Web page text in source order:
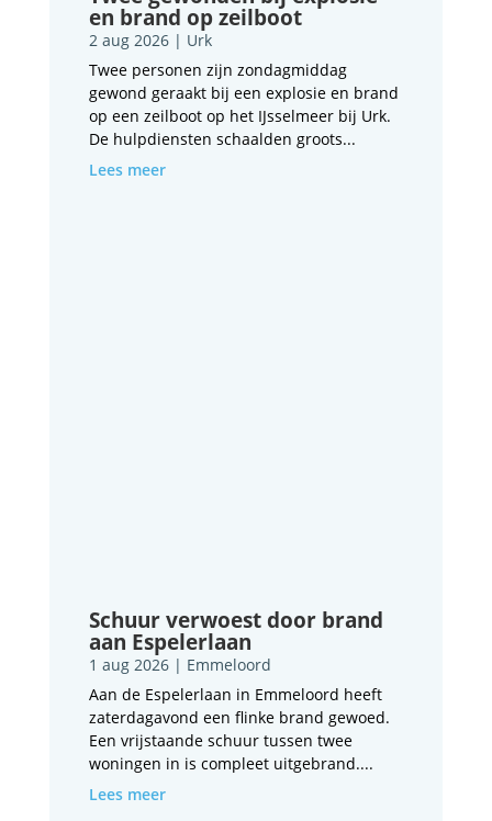
en brand op zeilboot
2 aug 2026| Urk
Twee personen zijn zondagmiddag
gewond geraakt bij een explosie en brand
op een zeilboot op het IJsselmeer bij Urk.
De hulpdiensten schaalden groots...
Lees meer
Schuur verwoest door brand
aan Espelerlaan
1 aug 2026| Emmeloord
Aan de Espelerlaan in Emmeloord heeft
zaterdagavond een flinke brand gewoed.
Een vrijstaande schuur tussen twee
woningen in is compleet uitgebrand....
Lees meer